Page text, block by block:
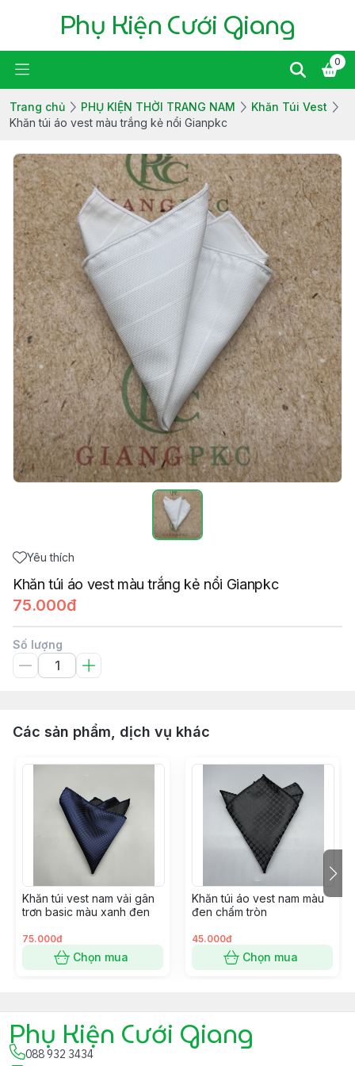
Phụ Kiện Cưới Giang
0
Trang chủ PHỤ KIỆN THỜI TRANG NAM
Khăn Túi Vest
Khăn túi áo vest màu trắng kẻ nổi Gianpkc
Yêu thích
Khăn túi áo vest màu trắng kẻ nổi Gianpkc
75.000đ
Số lượng
Các sản phẩm, dịch vụ khác
Khăn túi vest nam vải gân
trơn basic màu xanh đen
75.000đ
Chọn mua
Khăn túi áo vest nam màu
đen chấm tròn
45.000đ
Chọn mua
Phụ Kiện Cưới Giang
088 932 3434